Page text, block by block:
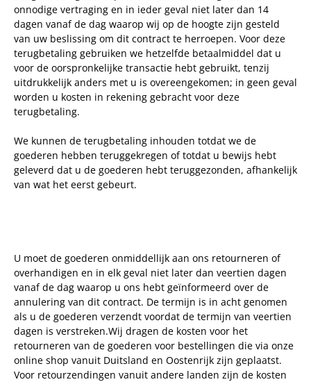
onnodige vertraging en in ieder geval niet later dan 14
dagen vanaf de dag waarop wij op de hoogte zijn gesteld
van uw beslissing om dit contract te herroepen. Voor deze
terugbetaling gebruiken we hetzelfde betaalmiddel dat u
voor de oorspronkelijke transactie hebt gebruikt, tenzij
uitdrukkelijk anders met u is overeengekomen; in geen geval
worden u kosten in rekening gebracht voor deze
terugbetaling.
We kunnen de terugbetaling inhouden totdat we de
goederen hebben teruggekregen of totdat u bewijs hebt
geleverd dat u de goederen hebt teruggezonden, afhankelijk
van wat het eerst gebeurt.
U moet de goederen onmiddellijk aan ons retourneren of
overhandigen en in elk geval niet later dan veertien dagen
vanaf de dag waarop u ons hebt geïnformeerd over de
annulering van dit contract. De termijn is in acht genomen
als u de goederen verzendt voordat de termijn van veertien
dagen is verstreken.Wij dragen de kosten voor het
retourneren van de goederen voor bestellingen die via onze
online shop vanuit Duitsland en Oostenrijk zijn geplaatst.
Voor retourzendingen vanuit andere landen zijn de kosten